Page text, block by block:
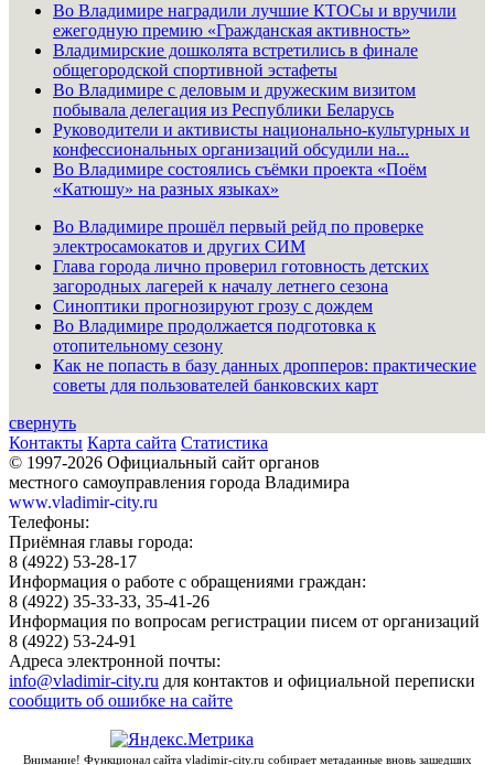
Во Владимире наградили лучшие КТОСы и вручили
ежегодную премию «Гражданская активность»
Владимирские дошколята встретились в финале
общегородской спортивной эстафеты
Во Владимире с деловым и дружеским визитом
побывала делегация из Республики Беларусь
Руководители и активисты национально-культурных и
конфессиональных организаций обсудили на...
Во Владимире состоялись съёмки проекта «Поём
«Катюшу» на разных языках»
Во Владимире прошёл первый рейд по проверке
электросамокатов и других СИМ
Глава города лично проверил готовность детских
загородных лагерей к началу летнего сезона
Синоптики прогнозируют грозу с дождем
Во Владимире продолжается подготовка к
отопительному сезону
Как не попасть в базу данных дропперов: практические
советы для пользователей банковских карт
свернуть
Контакты Карта сайта Статистика
© 1997-2026 Официальный сайт органов
местного самоуправления города Владимира
www.vladimir-city.ru
Телефоны:
Приёмная главы города:
8 (4922) 53-28-17
Информация о работе с обращениями граждан:
8 (4922) 35-33-33, 35-41-26
Информация по вопросам регистрации писем от организаций
8 (4922) 53-24-91
Адреса электронной почты:
info@vladimir-city.ru для контактов и официальной переписки
сообщить об ошибке на сайте
Внимание! Функционал сайта vladimir-city.ru собирает метаданные вновь зашедших